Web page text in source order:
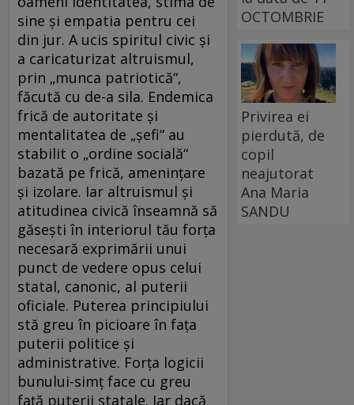
sine şi empatia pentru cei
din jur. A ucis spiritul civic şi
a caricaturizat altruismul,
prin „munca patriotică“,
făcută cu de-a sila. Endemica
frică de autoritate şi
mentalitatea de „şefi“ au
stabilit o „ordine socială“
bazată pe frică, ameninţare
şi izolare. Iar altruismul şi
atitudinea civică înseamnă să
găseşti în interiorul tău forţa
necesară exprimării unui
punct de vedere opus celui
statal, canonic, al puterii
oficiale. Puterea principiului
stă greu în picioare în faţa
puterii politice şi
administrative. Forţa logicii
bunului-simţ face cu greu
faţă puterii statale. Iar dacă
OCTOMBRIE
Privirea ei
pierdută, de
copil
neajutorat
Ana Maria
SANDU